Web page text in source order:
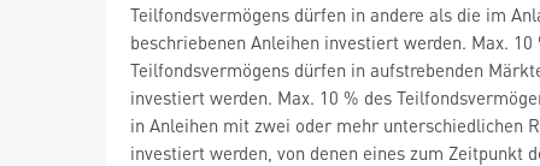
Teilfondsvermögens dürfen in andere als die im
beschriebenen Anleihen investiert werden. Max. 10
Teilfondsvermögens dürfen in aufstrebenden
investiert werden. Max. 10 % des
in Anleihen mit zwei oder mehr unterschiedlichen
investiert werden, von denen eines zum Zeitpunkt